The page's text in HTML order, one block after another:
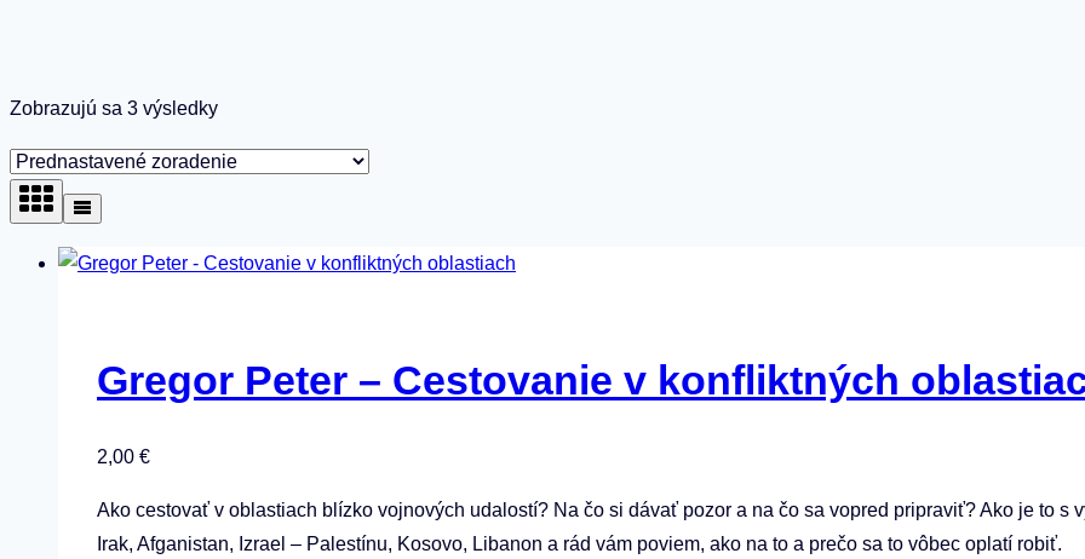
Zobrazujú sa 3 výsledky
Gregor Peter – Cestovanie v konfliktných
2,00 €
Ako cestovať v oblastiach blízko vojnových udalostí? Na čo si dávať pozor a na čo sa vopred pripraviť? Ako je to
Irak, Afganistan, Izrael – Palestínu, Kosovo, Libanon a rád vám poviem, ako na to a prečo sa to vôbec oplatí robiť.